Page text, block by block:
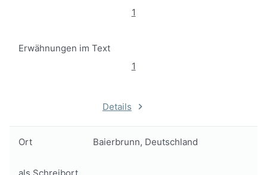
1
Erwähnungen im Text
1
Details
Ort Baierbrunn, Deutschland